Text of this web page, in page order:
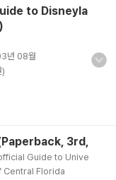
to Disneyla
년 08월
)
3rd,
Guide to Unive
Central Florida